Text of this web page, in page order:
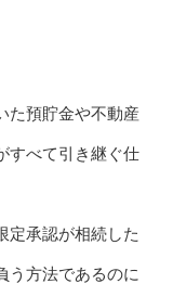
た預貯金や不動産
すべて引き継ぐ仕
定承認が相続した
う方法であるのに